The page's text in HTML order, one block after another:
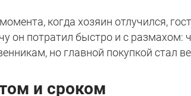
когда хозяин отлучился,
он потратил быстро и с размахом:
но главной покупкой стал
и сроком